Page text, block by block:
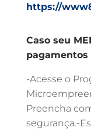
https://
Caso seu
pagamentos
-Acesse o
Preencha
segurança.-